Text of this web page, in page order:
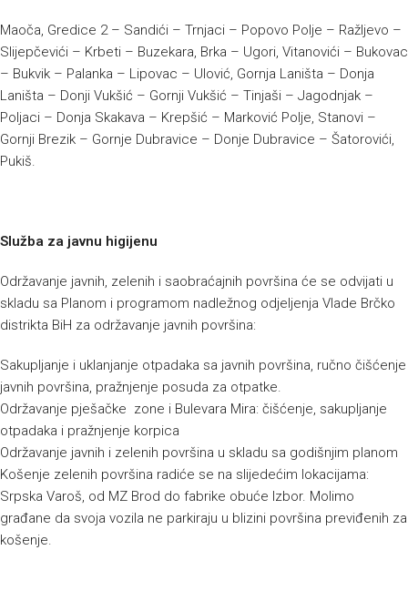
Maoča, Gredice 2 – Sandići – Trnjaci – Popovo Polje – Ražljevo –
Slijepčevići – Krbeti – Buzekara, Brka – Ugori, Vitanovići – Bukovac
– Bukvik – Palanka – Lipovac – Ulović, Gornja Laništa – Donja
Laništa – Donji Vukšić – Gornji Vukšić – Tinjaši – Jagodnjak –
Poljaci – Donja Skakava – Krepšić – Marković Polje, Stanovi –
Gornji Brezik – Gornje Dubravice – Donje Dubravice – Šatorovići,
Pukiš.
Služba za javnu higijenu
Održavanje javnih, zelenih i saobraćajnih površina će se odvijati u
skladu sa Planom i programom nadležnog odjeljenja Vlade Brčko
distrikta BiH za održavanje javnih površina:
Sakupljanje i uklanjanje otpadaka sa javnih površina, ručno čišćenje
javnih površina, pražnjenje posuda za otpatke.
Održavanje pješačke zone i Bulevara Mira: čišćenje, sakupljanje
otpadaka i pražnjenje korpica
Održavanje javnih i zelenih površina u skladu sa godišnjim planom
Košenje zelenih površina radiće se na slijedećim lokacijama:
Srpska Varoš, od MZ Brod do fabrike obuće Izbor. Molimo
građane da svoja vozila ne parkiraju u blizini površina previđenih za
košenje.